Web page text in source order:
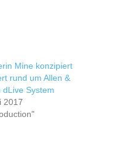
Mine konzipiert
rund um Allen &
dLive System
2017